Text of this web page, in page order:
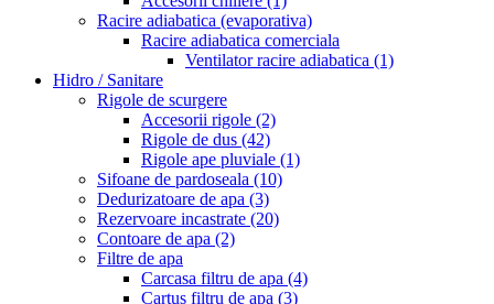
Racire adiabatica (evaporativa)
Racire adiabatica comerciala
Ventilator racire adiabatica (1)
Hidro / Sanitare
Rigole de scurgere
Accesorii rigole (2)
Rigole de dus (42)
Rigole ape pluviale (1)
Sifoane de pardoseala (10)
Dedurizatoare de apa (3)
Rezervoare incastrate (20)
Contoare de apa (2)
Filtre de apa
Carcasa filtru de apa (4)
Cartus filtru de apa (3)